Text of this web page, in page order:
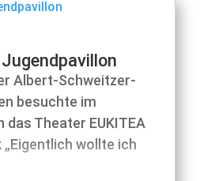
Albert-Schweitzer-
besuchte im
das Theater EUKITEA
wollte ich